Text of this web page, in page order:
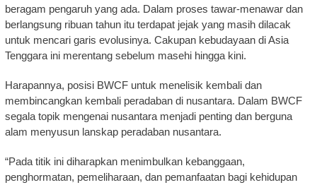
beragam pengaruh yang ada. Dalam proses tawar-menawar dan
berlangsung ribuan tahun itu terdapat jejak yang masih dilacak
untuk mencari garis evolusinya. Cakupan kebudayaan di Asia
Tenggara ini merentang sebelum masehi hingga kini.
Harapannya, posisi BWCF untuk menelisik kembali dan
membincangkan kembali peradaban di nusantara. Dalam BWCF
segala topik mengenai nusantara menjadi penting dan berguna
alam menyusun lanskap peradaban nusantara.
“Pada titik ini diharapkan menimbulkan kebanggaan,
penghormatan, pemeliharaan, dan pemanfaatan bagi kehidupan